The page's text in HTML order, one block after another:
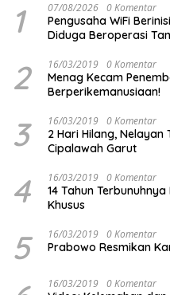
1 07/08/2026 0 Komentar
Pengusaha WiFi
Diduga Beroperasi
2 16/03/2019 0 Komentar
Menag Kecam
Berperikemanusiaan!
3 16/03/2019 0 Komentar
2 Hari Hilang,
Cipalawah Garut
4 16/03/2019 0 Komentar
14 Tahun
Khusus
5 16/03/2019 0 Komentar
Prabowo Resmikan
16/03/2019 0 Komentar